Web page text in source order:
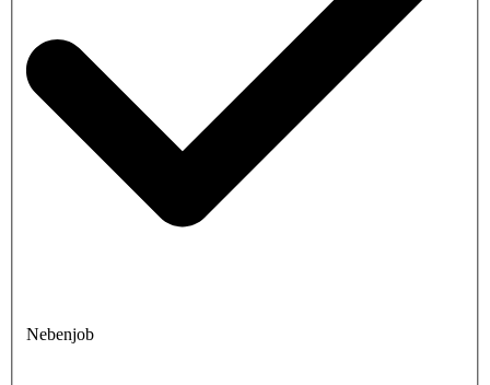
Nebenjob